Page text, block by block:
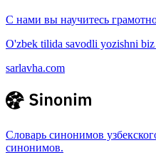
С нами вы научитесь
O'zbek tilida savodli yozishni
sarlavha.com
Словарь синонимов
синонимов.